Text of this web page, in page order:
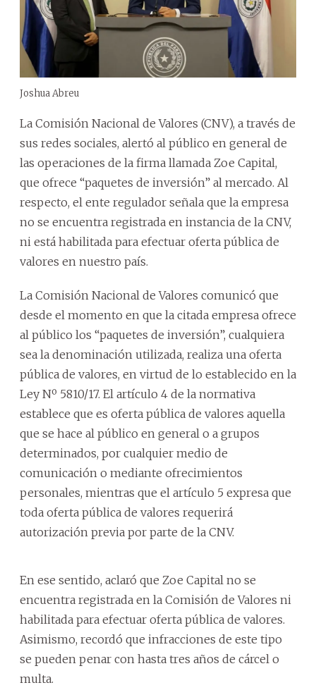
Joshua Abreu
La Comisión Nacional de Valores (CNV), a través de
sus redes sociales, alertó al público en general de
las operaciones de la firma llamada Zoe Capital,
que ofrece “paquetes de inversión” al mercado. Al
respecto, el ente regulador señala que la empresa
no se encuentra registrada en instancia de la CNV,
ni está habilitada para efectuar oferta pública de
valores en nuestro país.
La Comisión Nacional de Valores comunicó que
desde el momento en que la citada empresa ofrece
al público los “paquetes de inversión”, cualquiera
sea la denominación utilizada, realiza una oferta
pública de valores, en virtud de lo establecido en la
Ley Nº 5810/17. El artículo 4 de la normativa
establece que es oferta pública de valores aquella
que se hace al público en general o a grupos
determinados, por cualquier medio de
comunicación o mediante ofrecimientos
personales, mientras que el artículo 5 expresa que
toda oferta pública de valores requerirá
autorización previa por parte de la CNV.
En ese sentido, aclaró que Zoe Capital no se
encuentra registrada en la Comisión de Valores ni
habilitada para efectuar oferta pública de valores.
Asimismo, recordó que infracciones de este tipo
se pueden penar con hasta tres años de cárcel o
multa.